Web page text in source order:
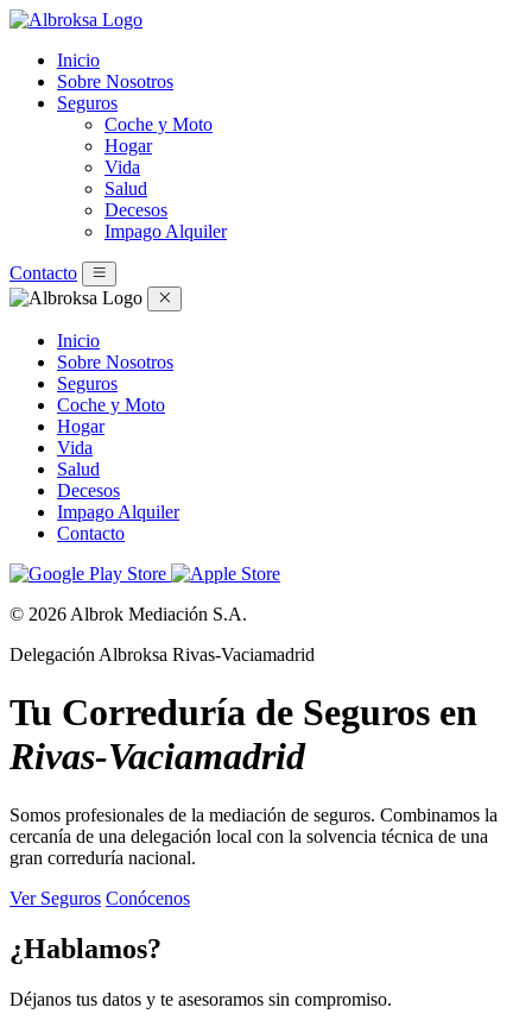
Inicio
Sobre Nosotros
Seguros
Coche y Moto
Hogar
Vida
Salud
Decesos
Impago Alquiler
Contacto
Inicio
Sobre Nosotros
Seguros
Coche y Moto
Hogar
Vida
Salud
Decesos
Impago Alquiler
Contacto
© 2026 Albrok Mediación S.A.
Delegación Albroksa Rivas-Vaciamadrid
Tu Correduría de Seguros en
Rivas-Vaciamadrid
Somos profesionales de la mediación de seguros. Combinamos la
cercanía de una delegación local con la solvencia técnica de una
gran correduría nacional.
Ver Seguros Conócenos
¿Hablamos?
Déjanos tus datos y te asesoramos sin compromiso.